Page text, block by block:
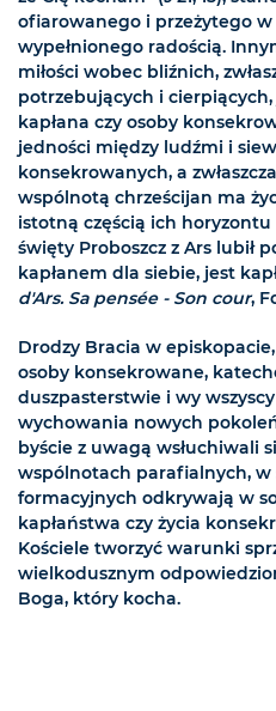
ofiarowanego i przeżytego w
wypełnionego radością.
miłości wobec bliźnich,
potrzebujących i
kapłana czy osoby
jedności między ludźmi i
konsekrowanych, a
wspólnotą chrześcijan ma
istotną częścią ich
święty Proboszcz z Ars lubił
kapłanem dla siebie, jest
d'Ars. Sa pensée - Son cour,
Drodzy Bracia w
osoby konsekrowane,
duszpasterstwie i wy
wychowania nowych
byście z uwagą wsłuchiwali
wspólnotach parafialnych,
formacyjnych odkrywają w
kapłaństwa czy życia
Kościele tworzyć warunki
wielkodusznym
Boga, który kocha.